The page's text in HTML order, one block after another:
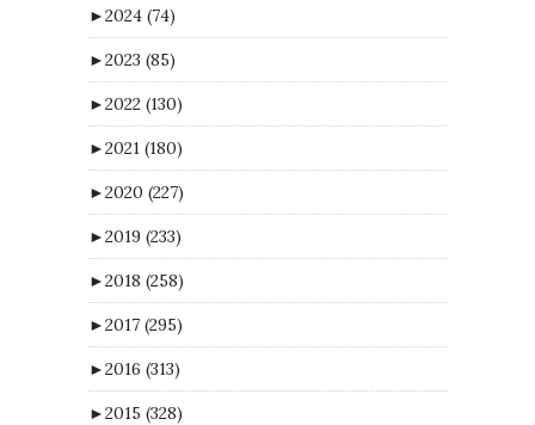
►2024 (74)
►2023 (85)
►2022 (130)
►2021 (180)
►2020 (227)
►2019 (233)
►2018 (258)
►2017 (295)
►2016 (313)
►2015 (328)